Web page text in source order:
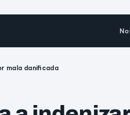
mala danificada